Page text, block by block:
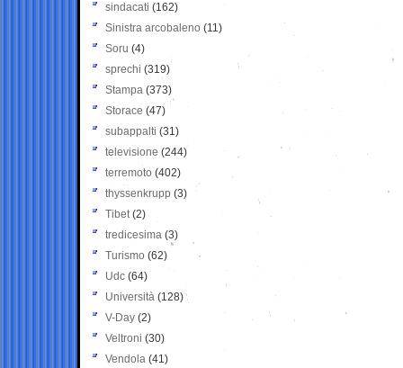
sindacati (162)
Sinistra arcobaleno (11)
Soru (4)
sprechi (319)
Stampa (373)
Storace (47)
subappalti (31)
televisione(244)
terremoto (402)
thyssenkrupp (3)
Tibet(2)
tredicesima (3)
Turismo (62)
Udc (64)
Università (128)
V-Day (2)
Veltroni (30)
Vendola (41)